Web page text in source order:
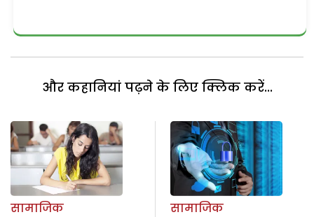
और कहानियां पढ़ने के लिए क्लिक करें...
सामाजिक
सामाजिक